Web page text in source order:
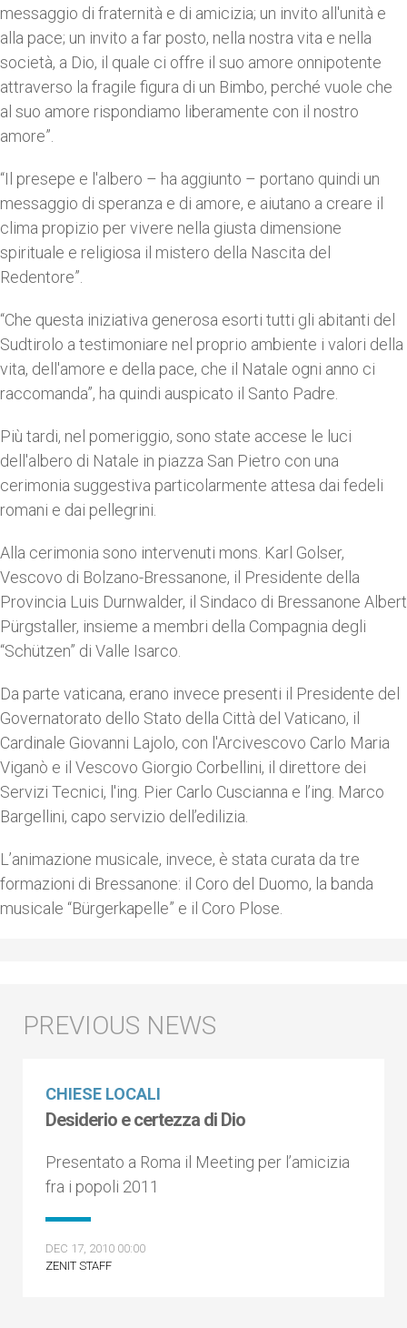
messaggio di fraternità e di amicizia; un invito all'unità e
alla pace; un invito a far posto, nella nostra vita e nella
società, a Dio, il quale ci offre il suo amore onnipotente
attraverso la fragile figura di un Bimbo, perché vuole che
al suo amore rispondiamo liberamente con il nostro
amore”.
“Il presepe e l'albero – ha aggiunto – portano quindi un
messaggio di speranza e di amore, e aiutano a creare il
clima propizio per vivere nella giusta dimensione
spirituale e religiosa il mistero della Nascita del
Redentore”.
“Che questa iniziativa generosa esorti tutti gli abitanti del
Sudtirolo a testimoniare nel proprio ambiente i valori della
vita, dell'amore e della pace, che il Natale ogni anno ci
raccomanda”, ha quindi auspicato il Santo Padre.
Più tardi, nel pomeriggio, sono state accese le luci
dell'albero di Natale in piazza San Pietro con una
cerimonia suggestiva particolarmente attesa dai fedeli
romani e dai pellegrini.
Alla cerimonia sono intervenuti mons. Karl Golser,
Vescovo di Bolzano-Bressanone, il Presidente della
Provincia Luis Durnwalder, il Sindaco di Bressanone Albert
Pürgstaller, insieme a membri della Compagnia degli
“Schützen” di Valle Isarco.
Da parte vaticana, erano invece presenti il Presidente del
Governatorato dello Stato della Città del Vaticano, il
Cardinale Giovanni Lajolo, con l'Arcivescovo Carlo Maria
Viganò e il Vescovo Giorgio Corbellini, il direttore dei
Servizi Tecnici, l'ing. Pier Carlo Cuscianna e l’ing. Marco
Bargellini, capo servizio dell’edilizia.
L’animazione musicale, invece, è stata curata da tre
formazioni di Bressanone: il Coro del Duomo, la banda
musicale “Bürgerkapelle” e il Coro Plose.
CHIESE LOCALI
Desiderio e certezza di Dio
Presentato a Roma il Meeting per l’amicizia
fra i popoli 2011
DEC 17, 2010 00:00
ZENIT STAFF